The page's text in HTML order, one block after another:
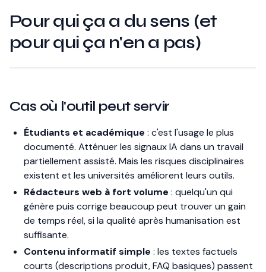
Pour qui ça a du sens (et
pour qui ça n'en a pas)
Cas où l'outil peut servir
Étudiants et académique : c'est l'usage le plus
documenté. Atténuer les signaux IA dans un travail
partiellement assisté. Mais les risques disciplinaires
existent et les universités améliorent leurs outils.
Rédacteurs web à fort volume : quelqu'un qui
génère puis corrige beaucoup peut trouver un gain
de temps réel, si la qualité après humanisation est
suffisante.
Contenu informatif simple : les textes factuels
courts (descriptions produit, FAQ basiques) passent